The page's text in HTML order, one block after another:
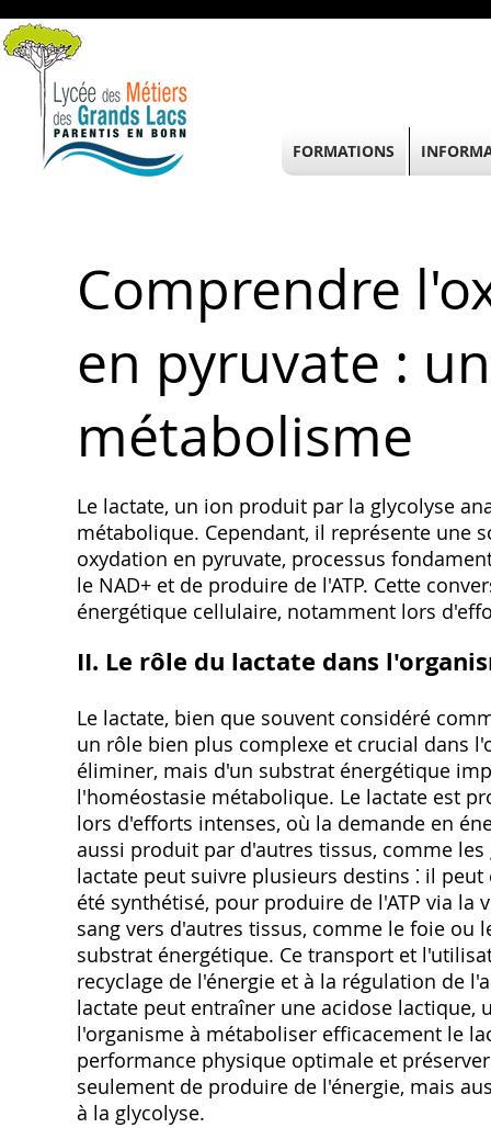
Comprendre
en pyruvate :
métabolisme
Le lactate, un ion produit par la glycolyse
métabolique. Cependant, il représente une
oxydation en pyruvate, processus
le NAD+ et de produire de l'ATP. Cette
énergétique cellulaire, notamment lors
II. Le rôle du lactate dans
Le lactate, bien que souvent considéré
un rôle bien plus complexe et crucial dans
éliminer, mais d'un substrat énergétique
l'homéostasie métabolique. Le lactate est
lors d'efforts intenses, où la demande en
aussi produit par d'autres tissus, comme
lactate peut suivre plusieurs destins ⁚ il
été synthétisé, pour produire de l'ATP via
sang vers d'autres tissus, comme le foie
substrat énergétique. Ce transport et
recyclage de l'énergie et à la régulation de
lactate peut entraîner une acidose lactique,
l'organisme à métaboliser efficacement le
performance physique optimale et
seulement de produire de l'énergie, mais
à la glycolyse.
FORMATIONS